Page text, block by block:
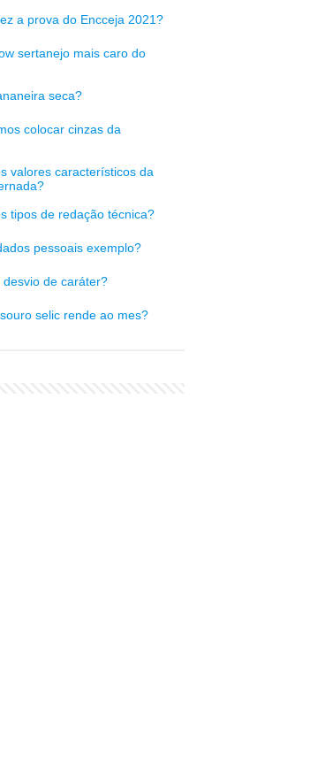
a prova do Encceja 2021?
sertanejo mais caro do
seca?
colocar cinzas da
valores característicos da
tipos de redação técnica?
pessoais exemplo?
de caráter?
selic rende ao mes?